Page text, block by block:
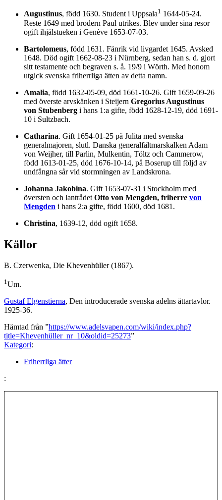
Augustinus, född 1630. Student i Uppsala1 1644-05-24.
Reste 1649 med brodern Paul utrikes. Blev under sina resor
ogift ihjälstueken i Genève 1653-07-03.
Bartolomeus, född 1631. Fänrik vid livgardet 1645. Avsked
1648. Död ogift 1662-08-23 i Nürnberg, sedan han s. d. gjort
sitt testamente och begraven s. å. 19/9 i Wörth. Med honom
utgick svenska friherrliga ätten av detta namn.
Amalia, född 1632-05-09, död 1661-10-26. Gift 1659-09-26
med överste arvskänken i Steijern Gregorius Augustinus
von Stubenberg i hans 1:a gifte, född 1628-12-19, död 1691-
10 i Sultzbach.
Catharina. Gift 1654-01-25 på Julita med svenska
generalmajoren, slutl. Danska generalfältmarskalken Adam
von Weijher, till Parlin, Mulkentin, Töltz och Cammerow,
född 1613-01-25, död 1676-10-14, på Boserup till följd av
undfångna sår vid stormningen av Landskrona.
Johanna Jakobina. Gift 1653-07-31 i Stockholm med
översten och lantrådet Otto von Mengden, friherre von
Mengden i hans 2:a gifte, född 1600, död 1681.
Christina, 1639-12, död ogift 1658.
Källor
B. Czerwenka, Die Khevenhüller (1867).
1 Um.
Gustaf Elgenstierna, Den introducerade svenska adelns ättartavlor.
1925-36.
Hämtad från ”https://www.adelsvapen.com/wiki/index.php?
title=Khevenhüller_nr_10&oldid=25273”
Kategori:
Friherrliga ätter
: